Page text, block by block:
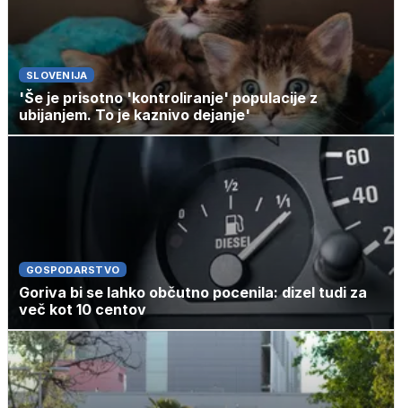
SLOVENIJA
'Še je prisotno 'kontroliranje' populacije z
ubijanjem. To je kaznivo dejanje'
GOSPODARSTVO
Goriva bi se lahko občutno pocenila: dizel tudi za
več kot 10 centov